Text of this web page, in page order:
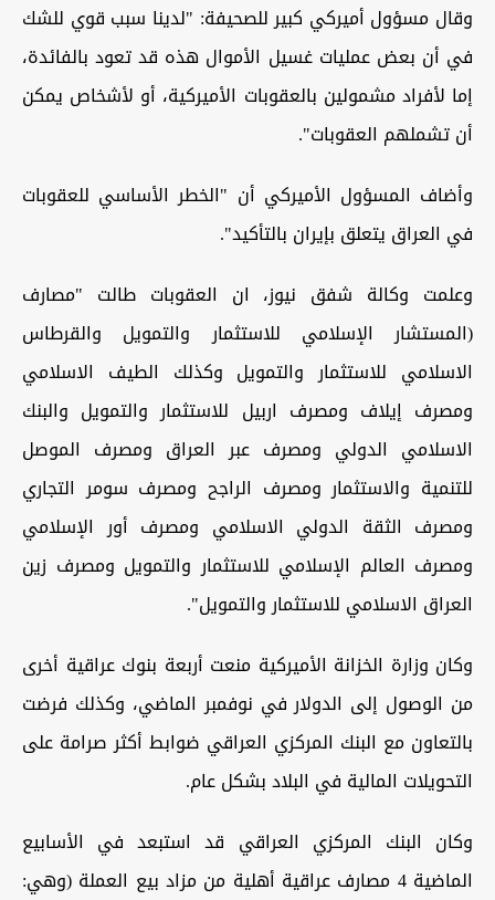
وقال مسؤول أميركي كبير للصحيفة: "لدينا سبب قوي للشك
في أن بعض عمليات غسيل الأموال هذه قد تعود بالفائدة،
إما لأفراد مشمولين بالعقوبات الأميركية، أو لأشخاص يمكن
أن تشملهم العقوبات".
وأضاف المسؤول الأميركي أن "الخطر الأساسي للعقوبات
في العراق يتعلق بإيران بالتأكيد".
وعلمت وكالة شفق نيوز، ان العقوبات طالت "مصارف
(المستشار الإسلامي للاستثمار والتمويل والقرطاس
الاسلامي للاستثمار والتمويل وكذلك الطيف الاسلامي
ومصرف إيلاف ومصرف اربيل للاستثمار والتمويل والبنك
الاسلامي الدولي ومصرف عبر العراق ومصرف الموصل
للتنمية والاستثمار ومصرف الراجح ومصرف سومر التجاري
ومصرف الثقة الدولي الاسلامي ومصرف أور الإسلامي
ومصرف العالم الإسلامي للاستثمار والتمويل ومصرف زين
العراق الاسلامي للاستثمار والتمويل".
وكان وزارة الخزانة الأميركية منعت أربعة بنوك عراقية أخرى
من الوصول إلى الدولار في نوفمبر الماضي، وكذلك فرضت
بالتعاون مع البنك المركزي العراقي ضوابط أكثر صرامة على
التحويلات المالية في البلاد بشكل عام.
وكان البنك المركزي العراقي قد استبعد في الأسابيع
الماضية 4 مصارف عراقية أهلية من مزاد بيع العملة (وهي: